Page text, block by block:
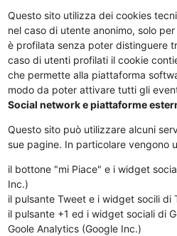
Questo sito utilizza dei cookies
nel caso di utente anonimo, solo
è profilata senza poter distinguere
caso di utenti profilati il cookie
che permette alla piattaforma
modo da poter attivare tutti gli
Social network e piattaforme
Questo sito può utilizzare alcuni
sue pagine. In particolare vengono
il bottone "mi Piace" e i widget
Inc.)
il pulsante Tweet e i widget socili di
il pulsante +1 ed i widget sociali di
Goole Analytics (Google Inc.)